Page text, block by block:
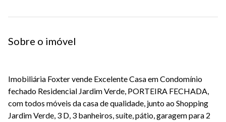
Sobre o imóvel
Imobiliária Foxter vende Excelente Casa em Condomínio
fechado Residencial Jardim Verde, PORTEIRA FECHADA,
com todos móveis da casa de qualidade, junto ao Shopping
Jardim Verde, 3 D, 3 banheiros, suíte, pátio, garagem para 2